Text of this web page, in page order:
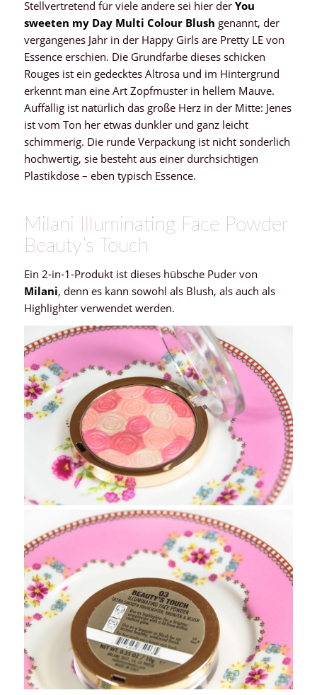
Stellvertretend für viele andere sei hier der You
sweeten my Day Multi Colour Blush genannt, der
vergangenes Jahr in der Happy Girls are Pretty LE von
Essence erschien. Die Grundfarbe dieses schicken
Rouges ist ein gedecktes Altrosa und im Hintergrund
erkennt man eine Art Zopfmuster in hellem Mauve.
Auffällig ist natürlich das große Herz in der Mitte: Jenes
ist vom Ton her etwas dunkler und ganz leicht
schimmerig. Die runde Verpackung ist nicht sonderlich
hochwertig, sie besteht aus einer durchsichtigen
Plastikdose – eben typisch Essence.
Milani Illuminating Face Powder
Beauty’s Touch
Ein 2-in-1-Produkt ist dieses hübsche Puder von
Milani, denn es kann sowohl als Blush, als auch als
Highlighter verwendet werden.